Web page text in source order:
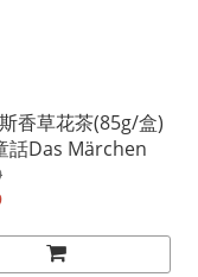
香草花茶(85g/盒)
話Das Märchen